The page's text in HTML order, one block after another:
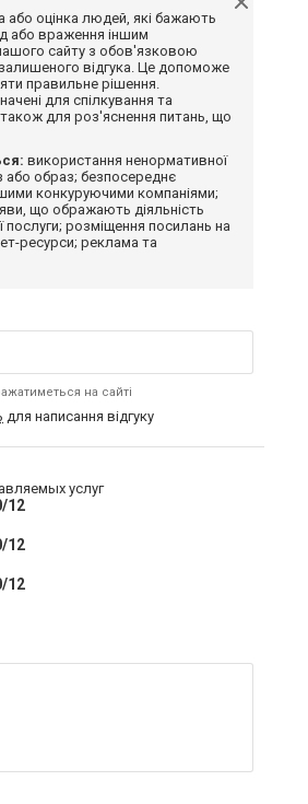
або оцінка людей, які бажають
або враження іншим
сайту з обов'язковою
відгука. Це допоможе
правильне рішення.
для спілкування та
для роз'яснення питань, що
використання ненормативної
або образ; безпосереднє
конкуруючими компаніями;
що ображають діяльність
послуги; розміщення посилань на
ресурси; реклама та
на сайті
для написання відгуку
услуг
12
12
12